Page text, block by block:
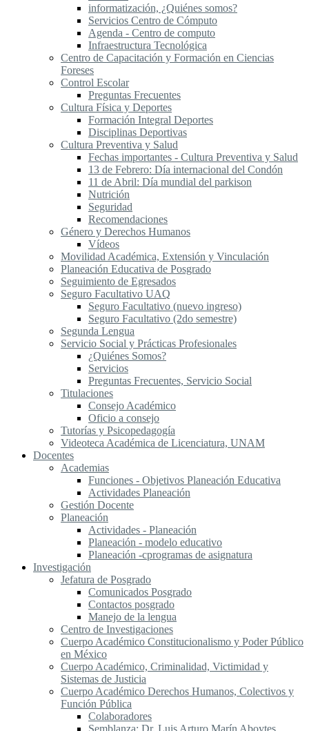
informatización, ¿Quiénes somos?
Servicios Centro de Cómputo
Agenda - Centro de computo
Infraestructura Tecnológica
Centro de Capacitación y Formación en Ciencias
Foreses
Control Escolar
Preguntas Frecuentes
Cultura Física y Deportes
Formación Integral Deportes
Disciplinas Deportivas
Cultura Preventiva y Salud
Fechas importantes - Cultura Preventiva y Salud
13 de Febrero: Día internacional del Condón
11 de Abril: Día mundial del parkison
Nutrición
Seguridad
Recomendaciones
Género y Derechos Humanos
Vídeos
Movilidad Académica, Extensión y Vinculación
Planeación Educativa de Posgrado
Seguimiento de Egresados
Seguro Facultativo UAQ
Seguro Facultativo (nuevo ingreso)
Seguro Facultativo (2do semestre)
Segunda Lengua
S​ervicio Social y Prácticas Profesionales
¿Quiénes Somos?
Servicios
Preguntas Frecuentes, Servicio Social
Titulaciones
Consejo Académico
Oficio a consejo
Tutorías y Psicopedagogía
Videoteca Académica de Licenciatura, UNAM
Docentes
Academias
Funciones - Objetivos Planeación Educativa
Actividades Planeación
Gestión Docente
Planeación
Actividades - Planeación
Planeación - modelo educativo
Planeación -cprogramas de asignatura
Investigación
Jefatura de Posgrado
Comunicados Posgrado
Contactos posgrado
Manejo de la lengua
Centro de Investigaciones
Cuerpo Académico Constitucionalismo y Poder Público
en México
Cuerpo Académico, Criminalidad, Victimidad y
Sistemas de Justicia
Cuerpo Académico Derechos Humanos, Colectivos y
Función Pública
Colaboradores